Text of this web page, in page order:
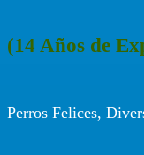
(14 Años de
Perros Felices,